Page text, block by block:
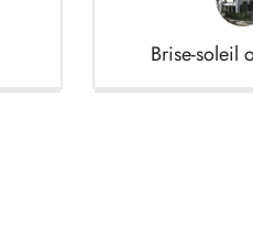
Brise-soleil